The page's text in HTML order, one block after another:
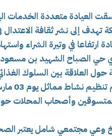
العيادة متعددة الخدمات
إلى نشر ثقافة الاعتدال
في وتيرة الشراء
العلاقة بين السلوك
وعلى
وأصحاب المحلات حول
وعي مجتمعي شامل يعتبر